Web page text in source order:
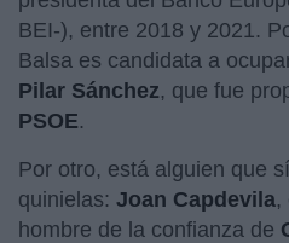
BEI-), entre 2018 y 2021.
Balsa es candidata a
Pilar Sánchez, que fue
PSOE.
Por otro, está alguien que
quinielas: Joan Capdevila,
hombre de la confianza de